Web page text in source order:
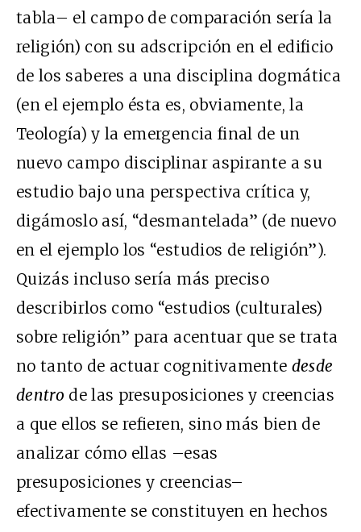
tabla– el campo de comparación sería la
religión) con su adscripción en el edificio
de los saberes a una disciplina dogmática
(en el ejemplo ésta es, obviamente, la
Teología) y la emergencia final de un
nuevo campo disciplinar aspirante a su
estudio bajo una perspectiva crítica y,
digámoslo así, “desmantelada” (de nuevo
en el ejemplo los “estudios de religión”).
Quizás incluso sería más preciso
describirlos como “estudios (culturales)
sobre religión” para acentuar que se trata
no tanto de actuar cognitivamente desde
dentro de las presuposiciones y creencias
a que ellos se refieren, sino más bien de
analizar cómo ellas –esas
presuposiciones y creencias–
efectivamente se constituyen en hechos